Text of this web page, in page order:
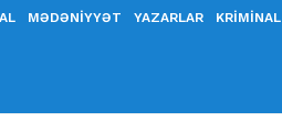
MƏDƏNİYYƏT YAZARLAR KRİMİNAL